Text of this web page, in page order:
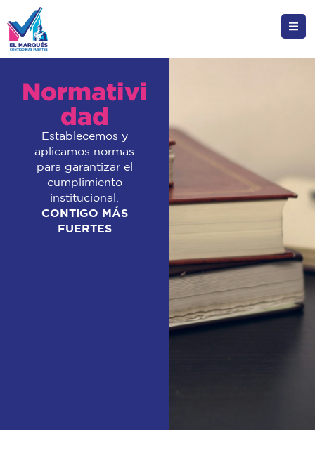
Normativi
dad
Establecemos y
aplicamos normas
para garantizar el
cumplimiento
institucional.
CONTIGO MÁS
FUERTES